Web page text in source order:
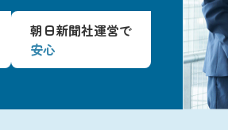
朝日新聞社運営で
安心